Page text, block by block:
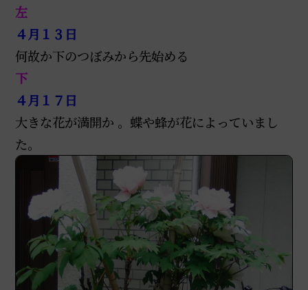
左
４月１３日
何故か下のつぼみから先始める
下
４月１７日
大きな花が満開か 。蝶や蜂が花によっていまし
た。